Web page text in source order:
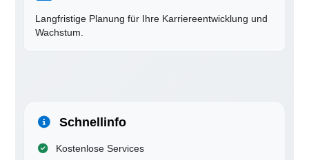
Langfristige Planung für Ihre Karriereentwicklung und
Wachstum.
Schnellinfo
Kostenlose Services